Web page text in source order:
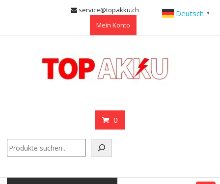
service@topakku.ch
Mein Konto
0
Deutsch ▼